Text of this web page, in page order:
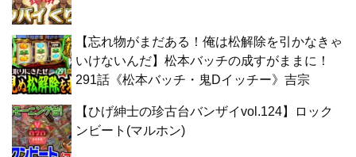
【忘れ物がまだある！俺は松解除を引かなきゃ
いけないんだ】松本バッチの成すがままに！
291話《松本バッチ・鬼Dイッチー》吉宗
【ひげ紳士の珍古台バンザイvol.124】ロック
ンビート(マルホン)